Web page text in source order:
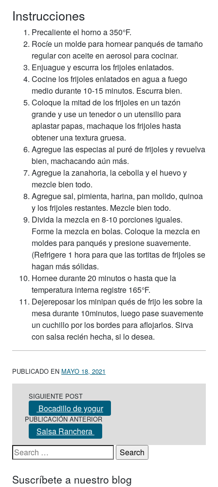
Instrucciones
Precaliente el horno a 350°F.
Rocíe un molde para hornear panqués de tamaño
regular con aceite en aerosol para cocinar.
Enjuague y escurra los frijoles enlatados.
Cocine los frijoles enlatados en agua a fuego
medio durante 10-15 minutos. Escurra bien.
Coloque la mitad de los frijoles en un tazón
grande y use un tenedor o un utensilio para
aplastar papas, machaque los frijoles hasta
obtener una textura gruesa.
Agregue las especias al puré de frijoles y revuelva
bien, machacando aún más.
Agregue la zanahoria, la cebolla y el huevo y
mezcle bien todo.
Agregue sal, pimienta, harina, pan molido, quinoa
y los frijoles restantes. Mezcle bien todo.
Divida la mezcla en 8-10 porciones iguales.
Forme la mezcla en bolas. Coloque la mezcla en
moldes para panqués y presione suavemente.
(Refrigere 1 hora para que las tortitas de frijoles se
hagan más sólidas.
Hornee durante 20 minutos o hasta que la
temperatura interna registre 165°F.
Dejereposar los minipan qués de frijo les sobre la
mesa durante 10minutos, luego pase suavemente
un cuchillo por los bordes para aflojarlos. Sirva
con salsa recién hecha, si lo desea.
PUBLICADO EN MAYO 18, 2021
SIGUIENTE POST
Bocadillo de yogur
PUBLICACIÓN ANTERIOR
Salsa Ranchera
Search for:
Suscríbete a nuestro blog